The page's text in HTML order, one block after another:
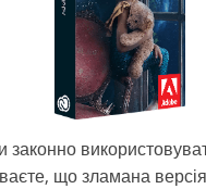
законно
що зламана